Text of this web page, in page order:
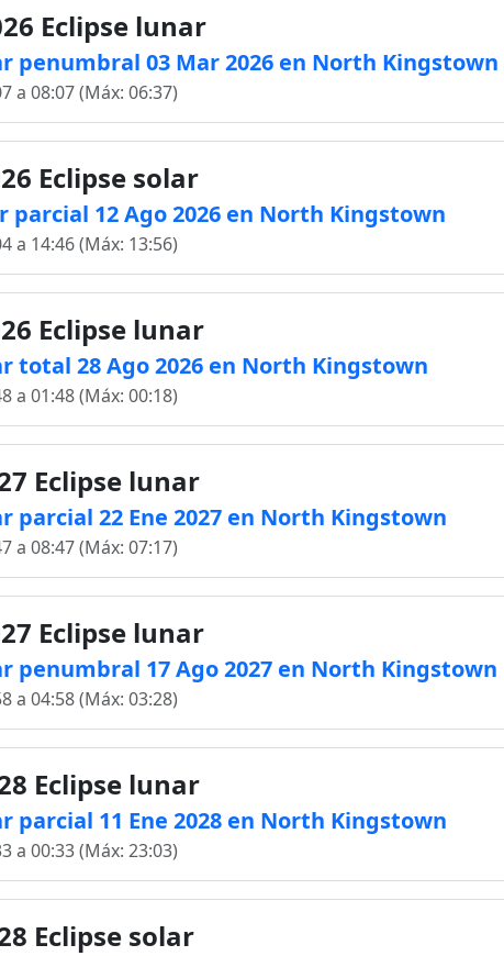
Eclipse lunar
penumbral 03 Mar 2026 en North Kingstown
a 08:07 (Máx: 06:37)
Eclipse solar
parcial 12 Ago 2026 en North Kingstown
a 14:46 (Máx: 13:56)
Eclipse lunar
total 28 Ago 2026 en North Kingstown
a 01:48 (Máx: 00:18)
Eclipse lunar
parcial 22 Ene 2027 en North Kingstown
a 08:47 (Máx: 07:17)
Eclipse lunar
penumbral 17 Ago 2027 en North Kingstown
a 04:58 (Máx: 03:28)
Eclipse lunar
parcial 11 Ene 2028 en North Kingstown
a 00:33 (Máx: 23:03)
Eclipse solar